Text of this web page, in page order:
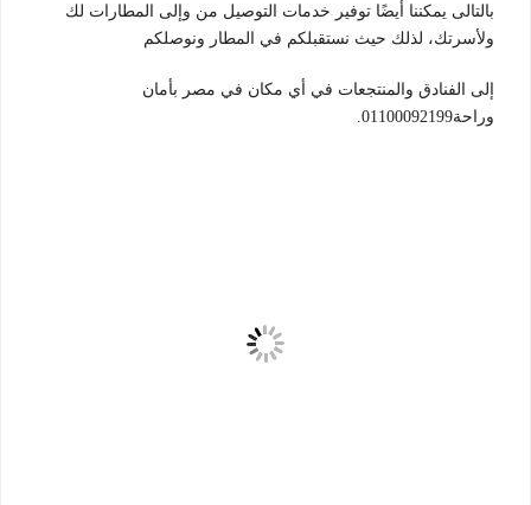
بالتالى يمكننا أيضًا توفير خدمات التوصيل من وإلى المطارات لك
ولأسرتك، لذلك حيث نستقبلكم في المطار ونوصلكم
إلى الفنادق والمنتجعات في أي مكان في مصر بأمان
وراحة01100092199.